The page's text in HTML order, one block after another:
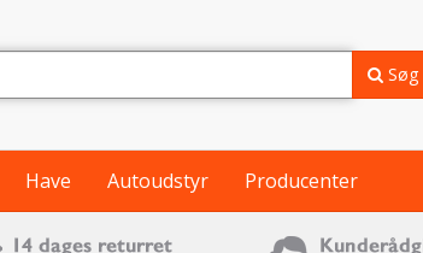
Søg
Have Autoudstyr Producenter